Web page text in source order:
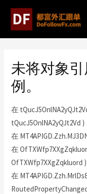
未将对象
例。
在
tQucJ5OnlNA2yQJt2Vd )
在
在
OfTXWfp7XXgZqkluord )
在